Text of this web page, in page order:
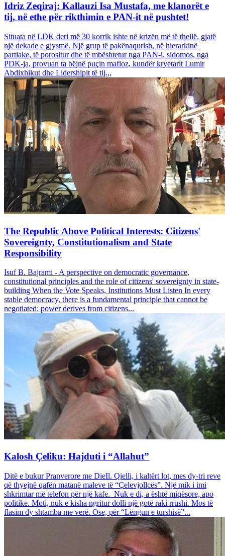
Idriz Zeqiraj: Kallauzi Isa Mustafa, me klanorët e
tij, në ethe për rikthimin e PAN-it në pushtet!
Situata në LDK deri më 30 korrik ishte në krizën më të thellë, gjatë
një dekade e gjysmë. Një grup të pakënaqurish, në hierarkinë
partiake, të porositur dhe të mbështetur nga PAN-i, sidomos, nga
PDK-ja, provuan ta bëjnë puçin mafioz, kundër kryetarit Lumir
Abdixhikut dhe Lidershipit të tij.,,
The Republic Above Political Interests: Citizens'
Sovereignty, Constitutionalism and State
Responsibility
Isuf B. Bajrami - A perspective on democratic governance,
constitutional principles and the role of citizens' sovereignty in state-
building When the Vote Speaks, Institutions Must Listen In every
stable democracy, there is a fundamental principle that cannot be
negotiated: power derives from citizens...
Kalosh Çeliku: Hajduti i “Allahut”
Ditë e bukur Pranverore me DieIl. Qielli, i kaltërt lot, mes dy-tri reve
që thyejnë qafën matanë maleve të “Çelevjollcës”. Një mik i imi
shkrimtar më telefon për një kafe. Nuk e di, a është miqësore, apo
politike. Moti, nuk e kisha ngritur dolli një gotë raki rrushi. Mos të
flasim dy shtamba me verë. Ose, për “Lëngun e turshisë”...